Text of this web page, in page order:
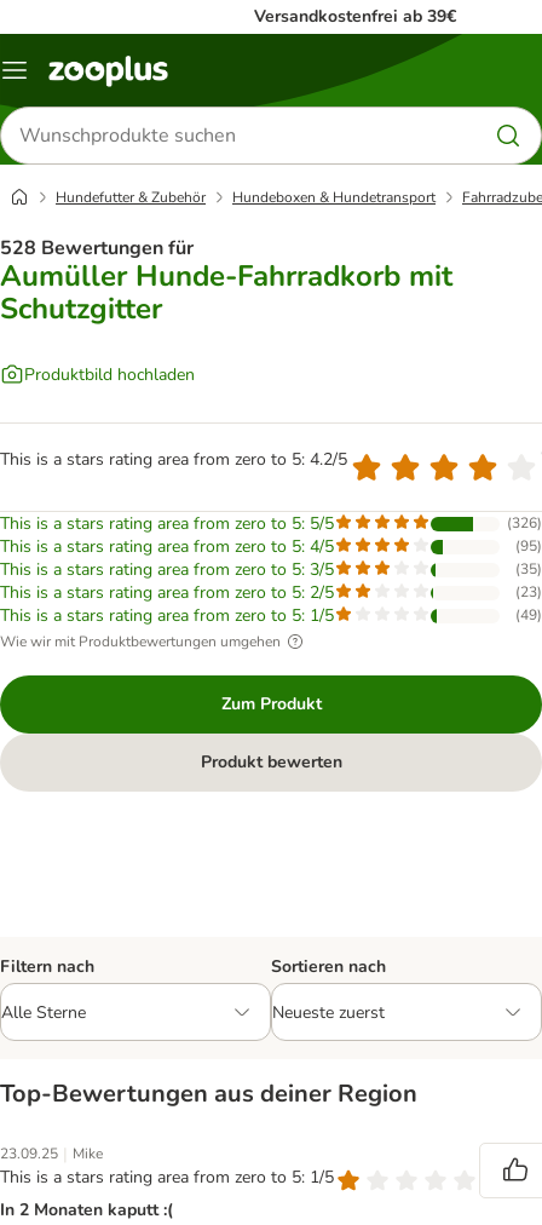
Versandkostenfrei ab 39€
Menü
Produkte
suchen
Hundefutter & Zubehör Hundeboxen & Hundetransport
528 Bewertungen für
Aumüller Hunde-Fahrradkorb mit
Schutzgitter
Produktbild hochladen
This is a stars rating area from zero to 5: 4.2/5
This is a stars rating area from zero to 5: 5/5 (326)
This is a stars rating area from zero to 5: 4/5 (95)
This is a stars rating area from zero to 5: 3/5 (35)
This is a stars rating area from zero to 5: 2/5 (23)
This is a stars rating area from zero to 5: 1/5 (49)
Wie wir mit Produktbewertungen umgehen
Zum Produkt
Produkt bewerten
Filtern nach Sortieren nach
Top‑Bewertungen aus deiner Region
23.09.25 | Mike
This is a stars rating area from zero to 5: 1/5
In 2 Monaten kaputt :(